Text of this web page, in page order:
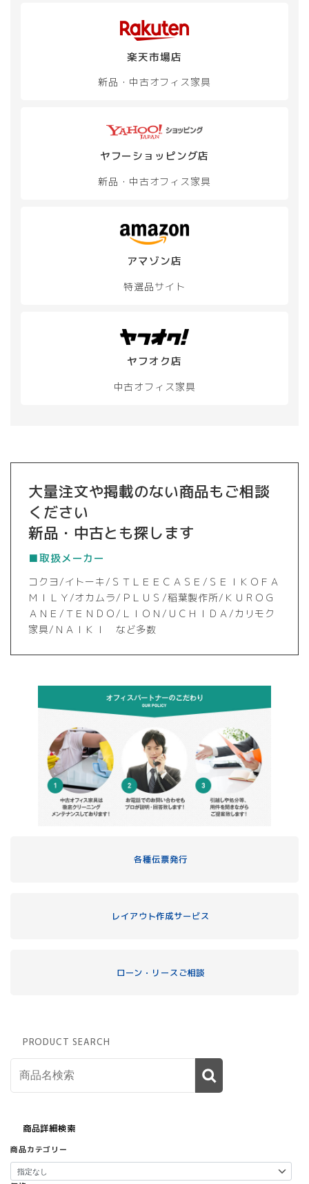
楽天市場店
新品・中古オフィス家具
ヤフーショッピング店
新品・中古オフィス家具
アマゾン店
特選品サイト
ヤフオク店
中古オフィス家具
大量注文や掲載のない商品もご相談
ください
新品・中古とも探します
■取扱メーカー
コクヨ/イトーキ/ＳＴＬＥＥＣＡＳＥ/ＳＥＩＫＯＦＡ
ＭＩＬＹ/オカムラ/ＰＬＵＳ/稲葉製作所/ＫＵＲＯＧ
ＡＮＥ/ＴＥＮＤＯ/ＬＩＯＮ/ＵＣＨＩＤＡ/カリモク
家具/ＮＡＩＫＩ など多数
各種伝票発行
レイアウト作成サービス
ローン・リースご相談
PRODUCT SEARCH
商品詳細検索
商品カテゴリー